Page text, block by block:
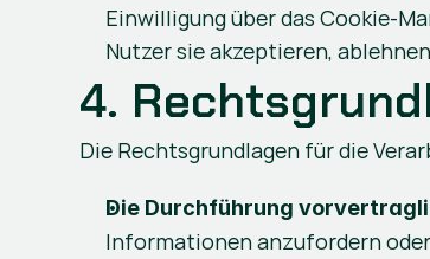
Einwilligung über das Cookie-
Nutzer sie akzeptieren,
4.
Die Rechtsgrundlagen für die
Die Durchführung
Informationen anzufordern